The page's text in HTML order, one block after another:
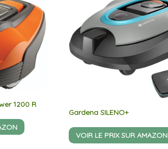
1200 R
Gardena SILENO+
VOIR LE PRIX SUR AMAZON